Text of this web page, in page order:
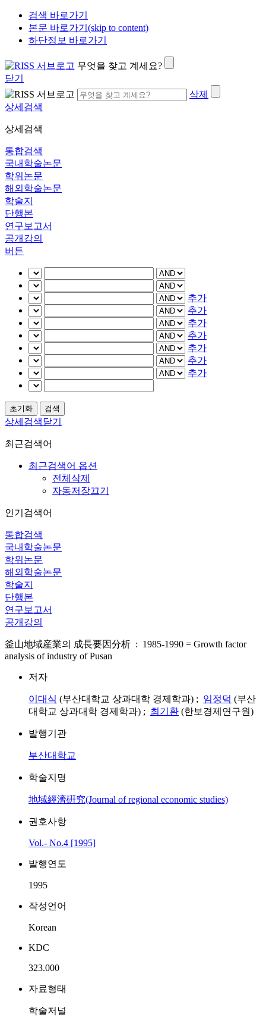
검색 바로가기
본문 바로가기(skip to content)
하단정보 바로가기
무엇을 찾고 계세요?
닫기
삭제
상세검색
상세검색
통합검색
국내학술논문
학위논문
해외학술논문
학술지
단행본
연구보고서
공개강의
버튼
추가
추가
추가
추가
추가
추가
추가
상세검색닫기
최근검색어
최근검색어 옵션
전체삭제
자동저장끄기
인기검색어
통합검색
국내학술논문
학위논문
해외학술논문
학술지
단행본
연구보고서
공개강의
釜山地域産業의 成長要因分析 : 1985-1990 = Growth factor
analysis of industry of Pusan
저자
이대식 (부산대학교 상과대학 경제학과) ; 임정덕 (부산
대학교 상과대학 경제학과) ; 최기환 (한보경제연구원)
발행기관
부산대학교
학술지명
地域經濟硏究(Journal of regional economic studies)
권호사항
Vol.- No.4 [1995]
발행연도
1995
작성언어
Korean
KDC
323.000
자료형태
학술저널